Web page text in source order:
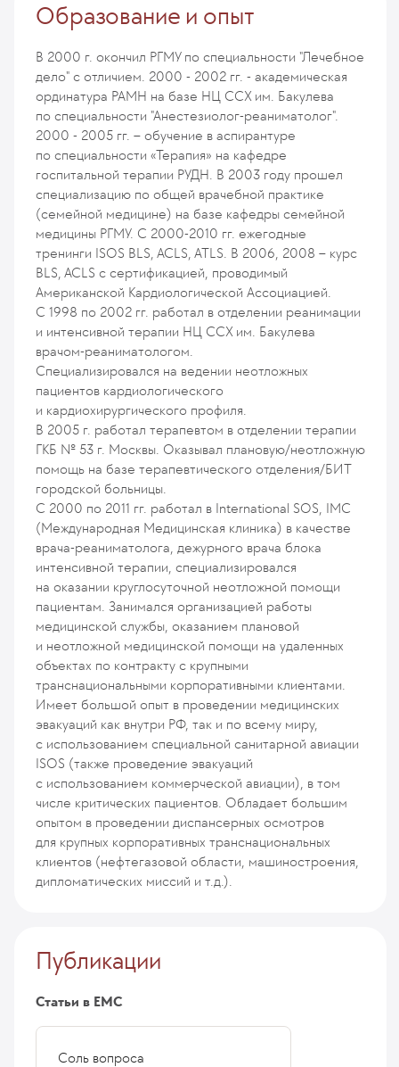
Образование и опыт
В 2000 г. окончил РГМУ по специальности "Лечебное
дело" с отличием. 2000 - 2002 гг. - академическая
ординатура РАМН на базе НЦ ССХ им. Бакулева
по специальности "Анестезиолог-реаниматолог".
2000 - 2005 гг. – обучение в аспирантуре
по специальности «Терапия» на кафедре
госпитальной терапии РУДН. В 2003 году прошел
специализацию по общей врачебной практике
(семейной медицине) на базе кафедры семейной
медицины РГМУ. С 2000-2010 гг. ежегодные
тренинги ISOS BLS, ACLS, ATLS. В 2006, 2008 – курс
BLS, ACLS c сертификацией, проводимый
Американской Кардиологической Ассоциацией.
С 1998 по 2002 гг. работал в отделении реанимации
и интенсивной терапии НЦ ССХ им. Бакулева
врачом-реаниматологом.
Специализировался на ведении неотложных
пациентов кардиологического
и кардиохирургического профиля.
В 2005 г. работал терапевтом в отделении терапии
ГКБ № 53 г. Москвы. Оказывал плановую/неотложную
помощь на базе терапевтического отделения/БИТ
городской больницы.
С 2000 по 2011 гг. работал в International SOS, IMC
(Международная Медицинская клиника) в качестве
врача-реаниматолога, дежурного врача блока
интенсивной терапии, специализировался
на оказании круглосуточной неотложной помощи
пациентам. Занимался организацией работы
медицинской службы, оказанием плановой
и неотложной медицинской помощи на удаленных
объектах по контракту с крупными
транснациональными корпоративными клиентами.
Имеет большой опыт в проведении медицинских
эвакуаций как внутри РФ, так и по всему миру,
с использованием специальной санитарной авиации
ISOS (также проведение эвакуаций
с использованием коммерческой авиации), в том
числе критических пациентов. Обладает большим
опытом в проведении диспансерных осмотров
для крупных корпоративных транснациональных
клиентов (нефтегазовой области, машиностроения,
дипломатических миссий и т.д.).
Публикации
Статьи в ЕМС
Соль вопроса